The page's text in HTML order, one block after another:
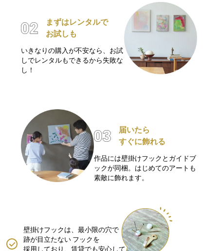
まずはレンタルで
お試しも
いきなりの購入が不安なら、お試
しでレンタルもできるから失敗な
し！
届いたら
すぐに飾れる
作品には壁掛けフックとガイドブ
ックが同梱。はじめてのアートも
素敵に飾れます。
壁掛けフックは、最小限の穴で
跡が目立たない フックを
採用しており、賃貸でも安心して